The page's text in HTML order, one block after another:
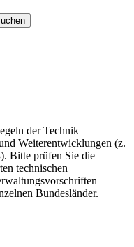
der Technik
Weiterentwicklungen (z.
Bitte prüfen Sie die
technischen
Bundesländer.